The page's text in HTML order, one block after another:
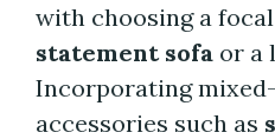
with choosing a
statement sofa or a
Incorporating
accessories such as